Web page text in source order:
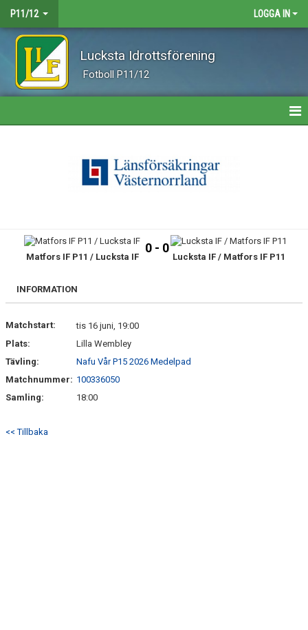
P11/12 LOGGA IN
Lucksta Idrottsförening
Fotboll P11/12
TRUPPEN
BILDGALLERI
KONTAKT
Matfors IF P11 / Lucksta IF
0 - 0
Lucksta IF / Matfors IF P11
INFORMATION
Matchstart:
tis 16 juni, 19:00
Plats:
Lilla Wembley
Tävling:
Nafu Vår P15 2026 Medelpad
Matchnummer: 100336050
Samling:
18:00
<< Tillbaka